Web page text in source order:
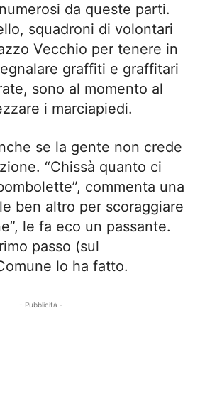
da queste parti.
squadroni di volontari
Vecchio per tenere in
graffiti e graffitari
sono al momento al
i marciapiedi.
se la gente non crede
“Chissà quanto ci
commenta una
ben altro per scoraggiare
le fa eco un passante.
passo (sul
lo ha fatto.
- Pubblicità -